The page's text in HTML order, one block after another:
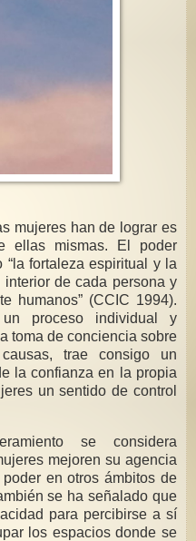
mujeres han de lograr es
fortaleza espiritual y la
de cada persona y
individual y
toma de conciencia sobre
en la propia
un sentido de control
se considera
agencia
en otros ámbitos de
los espacios donde se